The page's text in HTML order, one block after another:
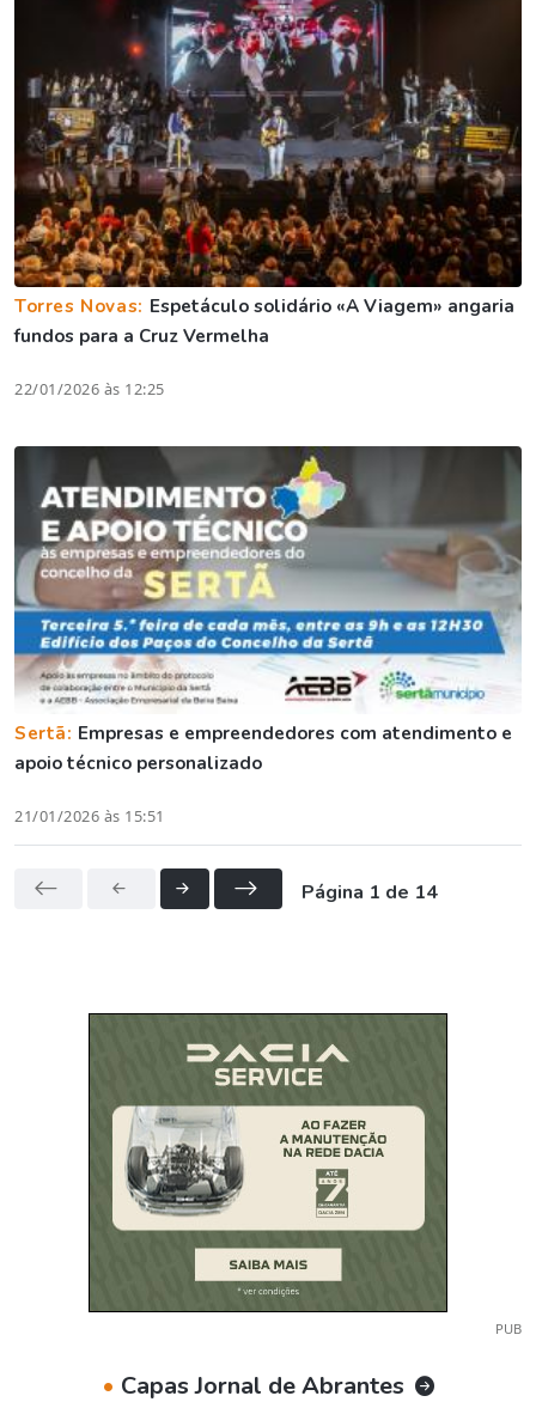
Torres Novas: Espetáculo solidário «A Viagem» angaria
fundos para a Cruz Vermelha
22/01/2026 às 12:25
Sertã: Empresas e empreendedores com atendimento e
apoio técnico personalizado
21/01/2026 às 15:51
Página 1 de 14
PUB
• Capas Jornal de Abrantes